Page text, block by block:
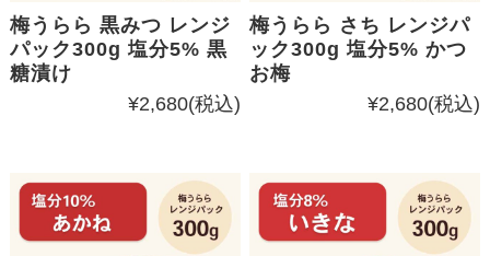
梅うらら 黒みつ レンジ
パック300g 塩分5% 黒
糖漬け
¥2,680(税込)
梅うらら さち レンジパ
ック300g 塩分5% かつ
お梅
¥2,680(税込)